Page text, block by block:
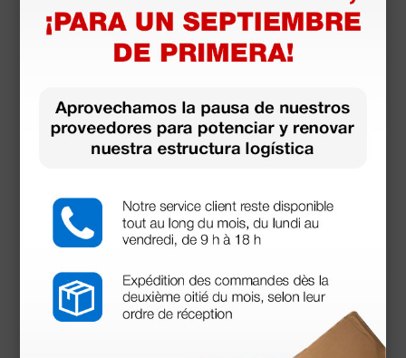
Otoscopio LED Auris LUXAMED 2.5 V - negro